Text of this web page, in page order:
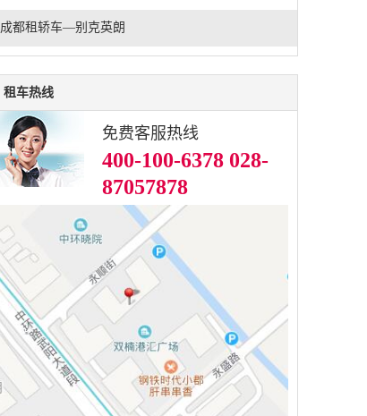
成都租轿车—别克英朗
租车热线
免费客服热线
400-100-6378 028-
87057878